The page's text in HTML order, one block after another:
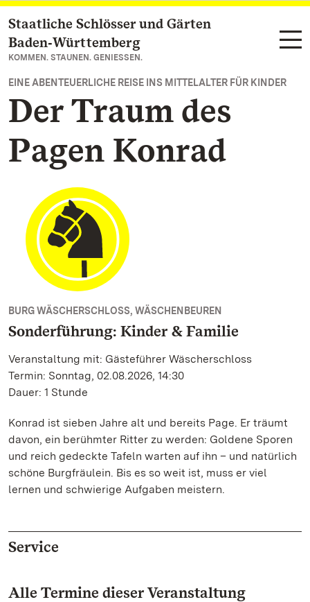
Zum Hauptinhalt springen
Staatliche Schlösser und Gärten
Baden‑Württemberg
KOMMEN. STAUNEN. GENIESSEN.
EINE ABENTEUERLICHE REISE INS MITTELALTER FÜR KINDER
Der Traum des
Pagen Konrad
BURG WÄSCHERSCHLOSS, WÄSCHENBEUREN
Sonderführung: Kinder & Familie
Veranstaltung mit: Gästeführer Wäscherschloss
Termin: Sonntag, 02.08.2026, 14:30
Dauer: 1 Stunde
Konrad ist sieben Jahre alt und bereits Page. Er träumt
davon, ein berühmter Ritter zu werden: Goldene Sporen
und reich gedeckte Tafeln warten auf ihn – und natürlich
schöne Burgfräulein. Bis es so weit ist, muss er viel
lernen und schwierige Aufgaben meistern.
Service
Alle Termine dieser Veranstaltung